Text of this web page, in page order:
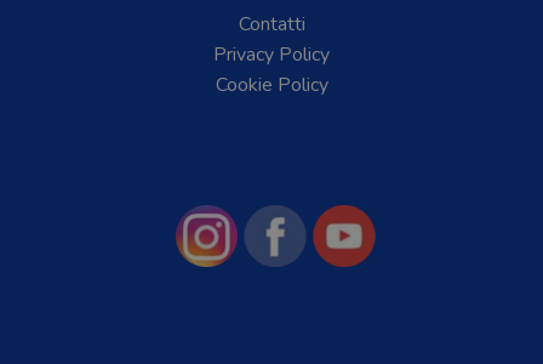
Contatti
Privacy Policy
Cookie Policy